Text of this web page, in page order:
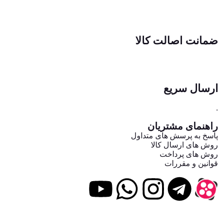
ضمانت اصالت کالا
ارسال سریع
.
راهنمای مشتریان
پاسخ به پرسش های متداول
روش های ارسال کالا
روش های پرداخت
قوانین و مقررات